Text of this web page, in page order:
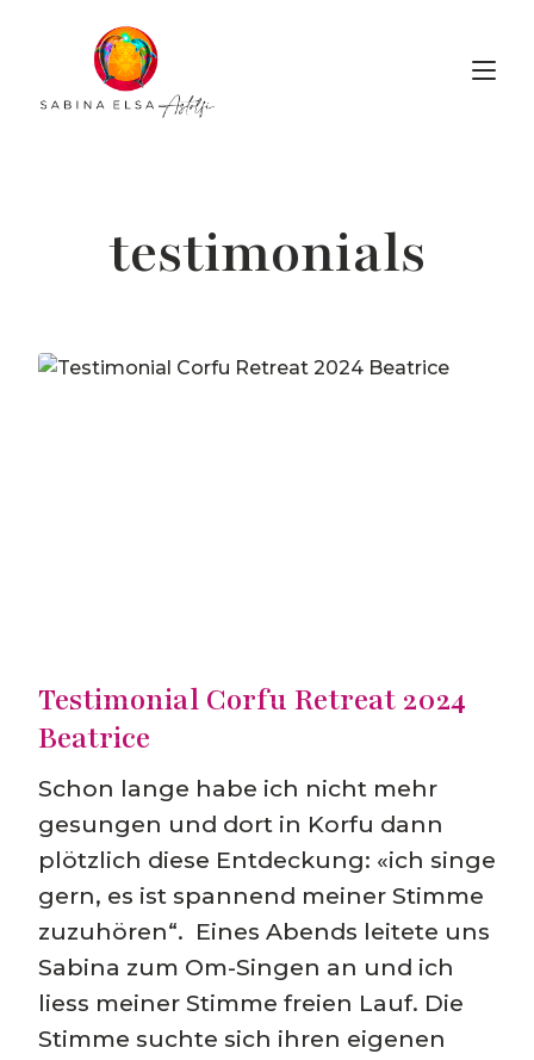
testimonials
Testimonial Corfu Retreat 2024
Beatrice
Schon lange habe ich nicht mehr
gesungen und dort in Korfu dann
plötzlich diese Entdeckung: «ich singe
gern, es ist spannend meiner Stimme
zuzuhören“. Eines Abends leitete uns
Sabina zum Om-Singen an und ich
liess meiner Stimme freien Lauf. Die
Stimme suchte sich ihren eigenen